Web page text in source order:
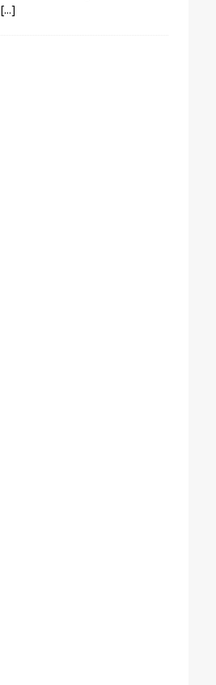
[...]